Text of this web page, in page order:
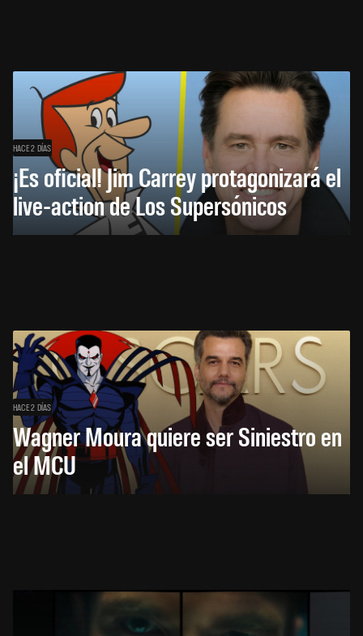
HACE 2 DÍAS
¡Es oficial! Jim Carrey protagonizará el
live-action de Los Supersónicos
HACE 2 DÍAS
Wagner Moura quiere ser Siniestro en
el MCU